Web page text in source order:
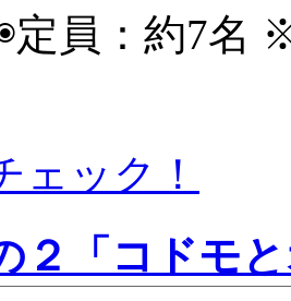
定員：約7
ック！
２「コドモ